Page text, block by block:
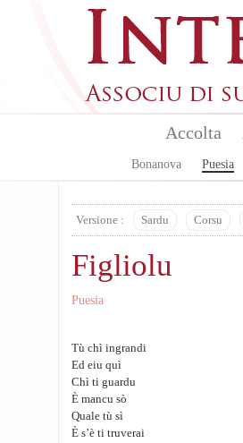
Accolta
Bonanova Puesia
Versione : Sardu Corsu
Figliolu
Puesia
Tù chì ingrandi
Ed eiu quì
Chì ti guardu
È mancu sò
Quale tù sì
È s’è ti truverai